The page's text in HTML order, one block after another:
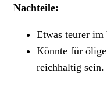
Nachteile:
Etwas teurer im
Könnte für
reichhaltig sein.